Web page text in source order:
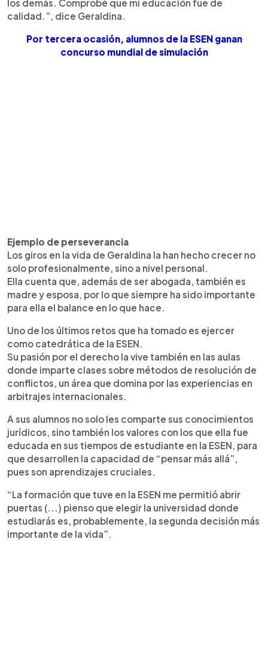
los demás. Comprobé que mi educación fue de
calidad.”, dice Geraldina.
Por tercera ocasión, alumnos de la ESEN ganan
concurso mundial de simulación
Ejemplo de perseverancia
Los giros en la vida de Geraldina la han hecho crecer no
solo profesionalmente, sino a nivel personal.
Ella cuenta que, además de ser abogada, también es
madre y esposa, por lo que siempre ha sido importante
para ella el balance en lo que hace.
Uno de los últimos retos que ha tomado es ejercer
como catedrática de la ESEN.
Su pasión por el derecho la vive también en las aulas
donde imparte clases sobre métodos de resolución de
conflictos, un área que domina por las experiencias en
arbitrajes internacionales.
A sus alumnos no solo les comparte sus conocimientos
jurídicos, sino también los valores con los que ella fue
educada en sus tiempos de estudiante en la ESEN, para
que desarrollen la capacidad de “pensar más allá”,
pues son aprendizajes cruciales.
“La formación que tuve en la ESEN me permitió abrir
puertas (...) pienso que elegir la universidad donde
estudiarás es, probablemente, la segunda decisión más
importante de la vida”.